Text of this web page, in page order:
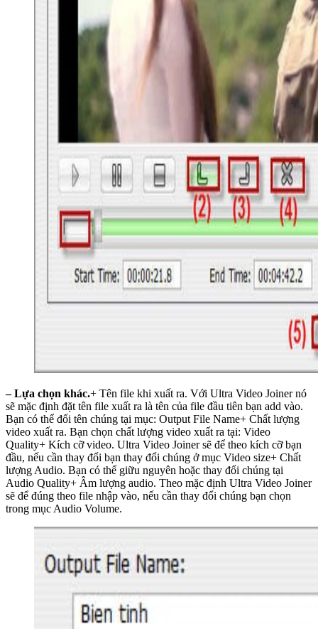
– Lựa chọn khác.+ Tên file khi xuất ra. Với Ultra Video Joiner nó
sẽ mặc định đặt tên file xuất ra là tên của file đầu tiên bạn add vào.
Bạn có thể đổi tên chúng tại mục: Output File Name+ Chất lượng
video xuất ra. Bạn chọn chất lượng video xuất ra tại: Video
Quality+ Kích cỡ video. Ultra Video Joiner sẽ để theo kích cỡ bạn
đầu, nếu cần thay đổi bạn thay đổi chúng ở mục Video size+ Chất
lượng Audio. Bạn có thể giữu nguyên hoặc thay đổi chúng tại
Audio Quality+ Âm lượng audio. Theo mặc định Ultra Video Joiner
sẽ để đúng theo file nhập vào, nếu cần thay đổi chúng bạn chọn
trong mục Audio Volume.